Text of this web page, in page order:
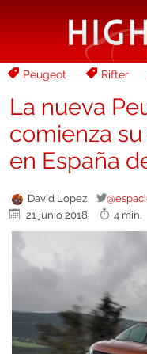
Peugeot Rifter
La nueva
comienza
en España
David Lopez
21 junio 2018
4 min.